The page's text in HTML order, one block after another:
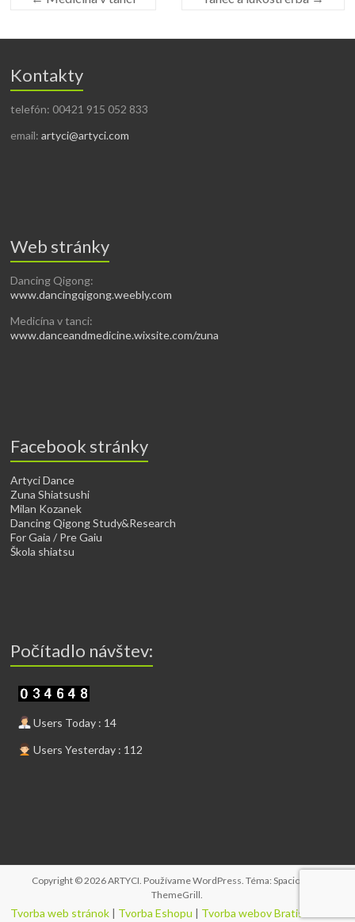
Kontakty
telefón: 00421 915 052 833
email:artyci@artyci.com
Web stránky
Dancing Qigong:
www.dancingqigong.weebly.com
Medicína v tanci:
www.danceandmedicine.wixsite.com/zuna
Facebook stránky
Artyci Dance
Zuna Shiatsushi
Milan Kozanek
Dancing Qigong Study&Research
For Gaia / Pre Gaiu
Škola shiatsu
Počítadlo návštev:
Users Today : 14
Users Yesterday : 112
Copyright © 2026ARTYCI. PoužívameWordPress. Téma: Spacious od
ThemeGrill.
Tvorba web stránok | Tvorba Eshopu | Tvorba webov Bratislava